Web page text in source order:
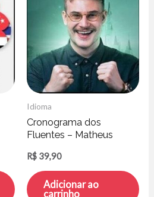
Idioma
Cronograma dos
Fluentes – Matheus
R$ 39,90
Adicionar ao
carrinho